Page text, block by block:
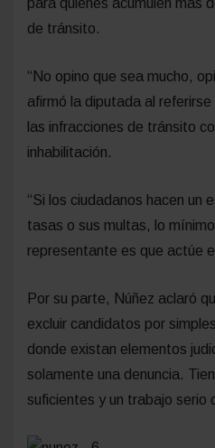
para quienes acumulen más
de tránsito.
“No opino que sea mucho,
afirmó la diputada al
las infracciones de tránsito
inhabilitación.
“Si los ciudadanos hacen un
tasas o sus multas, lo
representante es que actúe
Por su parte, Núñez aclaró
excluir candidatos por
donde existan elementos
solamente una denuncia.
suficientes y un trabajo serio